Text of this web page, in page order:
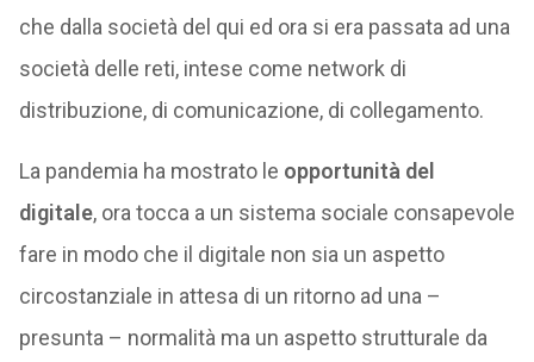
che dalla società del qui ed ora si era passata ad una
società delle reti, intese come network di
distribuzione, di comunicazione, di collegamento.
La pandemia ha mostrato le opportunità del
digitale, ora tocca a un sistema sociale consapevole
fare in modo che il digitale non sia un aspetto
circostanziale in attesa di un ritorno ad una –
presunta – normalità ma un aspetto strutturale da